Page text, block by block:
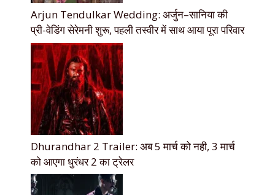
Arjun Tendulkar Wedding: अर्जुन–सानिया की
प्री-वेडिंग सेरेमनी शुरू, पहली तस्वीर में साथ आया पूरा परिवार
Dhurandhar 2 Trailer: अब 5 मार्च को नही, 3 मार्च
को आएगा धुरंधर 2 का ट्रेलर